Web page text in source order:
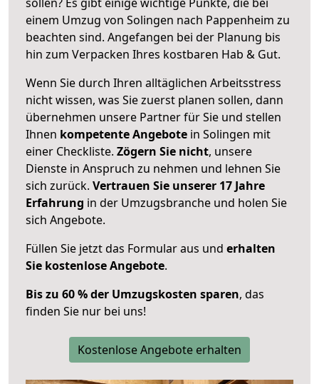
einem Umzug von Solingen nach Pappenheim zu
beachten sind. Angefangen bei der Planung bis
hin zum Verpacken Ihres kostbaren Hab & Gut.
Wenn Sie durch Ihren alltäglichen Arbeitsstress
nicht wissen, was Sie zuerst planen sollen, dann
übernehmen unsere Partner für Sie und stellen
Ihnen kompetente Angebote in Solingen mit
einer Checkliste. Zögern Sie nicht, unsere
Dienste in Anspruch zu nehmen und lehnen Sie
sich zurück. Vertrauen Sie unserer 17 Jahre
Erfahrung in der Umzugsbranche und holen Sie
sich Angebote.
Füllen Sie jetzt das Formular aus und erhalten
Sie kostenlose Angebote.
Bis zu 60 % der Umzugskosten sparen, das
finden Sie nur bei uns!
Kostenlose Angebote erhalten